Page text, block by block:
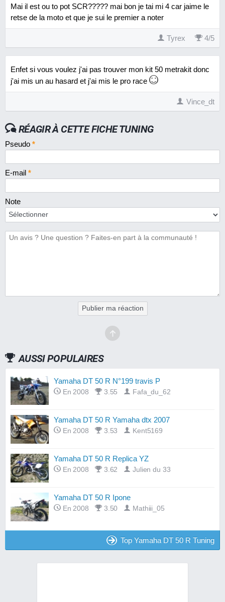
Mai il est ou to pot SCR????? mai bon je tai mi 4 car jaime le
retse de la moto et que je sui le premier a noter
Tyrex 4/5
Enfet si vous voulez j'ai pas trouver mon kit 50 metrakit donc
j'ai mis un au hasard et j'ai mis le pro race
Vince_dt
RÉAGIR À CETTE FICHE TUNING
Pseudo *
E-mail *
Note
Publier ma réaction
AUSSI POPULAIRES
Yamaha DT 50 R N°199 travis P
En 2008 3.55 Fafa_du_62
Yamaha DT 50 R Yamaha dtx 2007
En 2008 3.53 Kent5169
Yamaha DT 50 R Replica YZ
En 2008 3.62 Julien du 33
Yamaha DT 50 R Ipone
En 2008 3.50 Mathiii_05
Top Yamaha DT 50 R Tuning